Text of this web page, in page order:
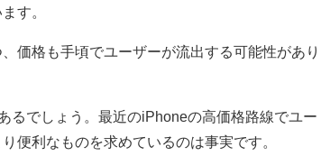
す。
価格も手頃でユーザーが流出する可能性があり
るでしょう。最近のiPhoneの高価格路線でユー
便利なものを求めているのは事実です。